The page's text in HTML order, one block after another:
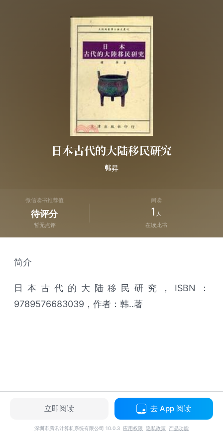
日本古代的大陆移民研究
韩昇
微信读书推荐值
待评分
暂无点评
阅读
1 人
在读此书
简介
日本古代的大陆移民研究，ISBN：
9789576683039，作者：韩..著
立即阅读 去 App 阅读
深圳市腾讯计算机系统有限公司 10.0.3 应用权限 隐私政策 产品功能